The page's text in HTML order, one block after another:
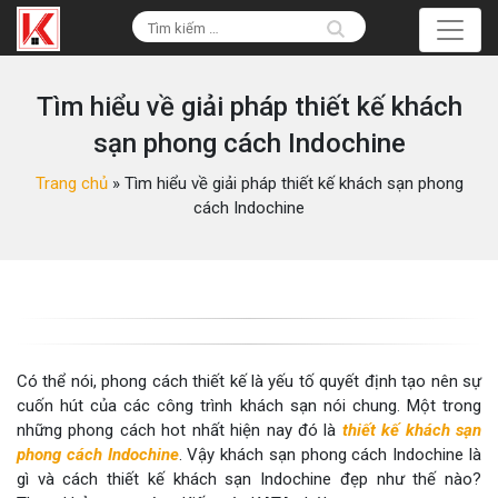
Tìm hiểu về giải pháp thiết kế khách
sạn phong cách Indochine
Trang chủ» Tìm hiểu về giải pháp thiết kế khách sạn phong
cách Indochine
Có thể nói, phong cách thiết kế là yếu tố quyết định tạo nên sự
cuốn hút của các công trình khách sạn nói chung. Một trong
những phong cách hot nhất hiện nay đó là thiết kế khách sạn
phong cách Indochine. Vậy khách sạn phong cách Indochine là
gì và cách thiết kế khách sạn Indochine đẹp như thế nào?